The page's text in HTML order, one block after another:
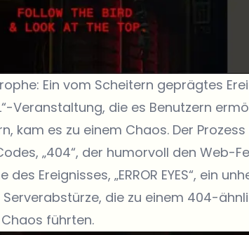
Ein vom Scheitern geprägtes
Veranstaltung, die es Benutzern
kam es zu einem Chaos. Der
„404“, der humorvoll den Web-
Ereignisses, „ERROR EYES“, ein
die zu einem 404-
führten.